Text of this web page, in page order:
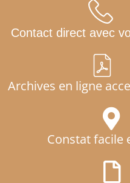
Contact direct avec
Archives en ligne
Constat facile